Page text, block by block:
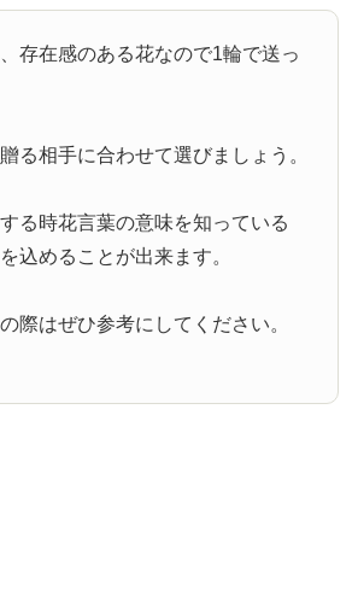
存在感のある花なので1輪で送っ
る相手に合わせて選びましょう。
る時花言葉の意味を知っている
込めることが出来ます。
際はぜひ参考にしてください。